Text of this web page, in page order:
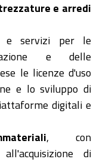
e arredi
e servizi per le
e delle
le licenze d'uso
e lo sviluppo di
digitali e
, con
di